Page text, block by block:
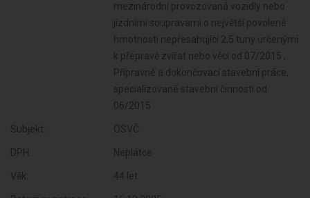
mezinárodní provozovaná vozidly nebo
jízdními soupravami o největší povolené
hmotnosti nepřesahující 2,5 tuny určenými
k přepravě zvířat nebo věcí od 07/2015 ,
Přípravné a dokončovací stavební práce,
specializované stavební činnosti od
06/2015
Subjekt: OSVČ
DPH: Neplátce
Věk: 44 let